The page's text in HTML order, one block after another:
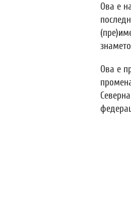
Ова е
Ова е